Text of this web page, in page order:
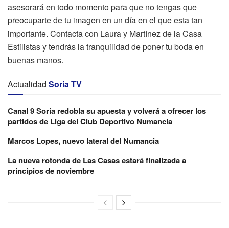
asesorará en todo momento para que no tengas que
preocuparte de tu imagen en un día en el que esta tan
importante. Contacta con Laura y Martínez de la Casa
Estilistas y tendrás la tranquilidad de poner tu boda en
buenas manos.
Actualidad Soria TV
Canal 9 Soria redobla su apuesta y volverá a ofrecer los
partidos de Liga del Club Deportivo Numancia
Marcos Lopes, nuevo lateral del Numancia
La nueva rotonda de Las Casas estará finalizada a
principios de noviembre